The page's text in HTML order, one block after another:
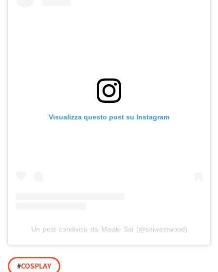
Visualizza questo post su Instagram
Un post condiviso da Misaki Sai (@saiwestwood)
#COSPLAY